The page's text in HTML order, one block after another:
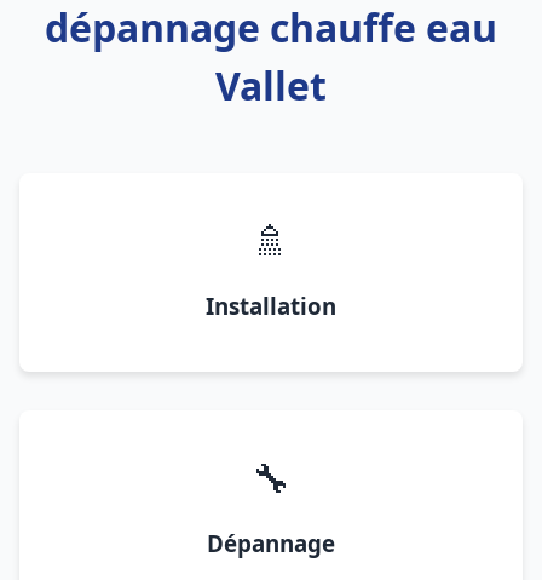
dépannage chauffe eau
Vallet
🚿
Installation
🔧
Dépannage